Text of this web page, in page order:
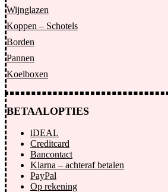
Wijnglazen
Koppen – Schotels
Borden
Pannen
Koelboxen
BETAALOPTIES
iDEAL
Creditcard
Bancontact
Klarna – achteraf betalen
PayPal
Op rekening